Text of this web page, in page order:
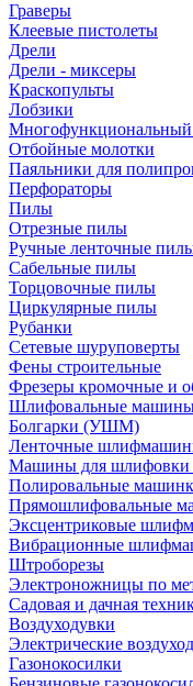
Граверы
Клеевые пистолеты
Дрели
Дрели - миксеры
Краскопульты
Лобзики
Многофункциональный
Отбойные молотки
Паяльники для
Перфораторы
Пилы
Отрезные пилы
Ручные ленточные
Сабельные пилы
Торцовочные пилы
Циркулярные пилы
Рубанки
Сетевые шуруповерты
Фены строительные
Фрезеры кромочные и
Шлифовальные
Болгарки (УШМ)
Ленточные
Машины для шлифовки
Полировальные
Прямошлифовальные
Эксцентриковые
Вибрационные
Штроборезы
Электроножницы по
Садовая и дачная
Воздуходувки
Электрические
Газонокосилки